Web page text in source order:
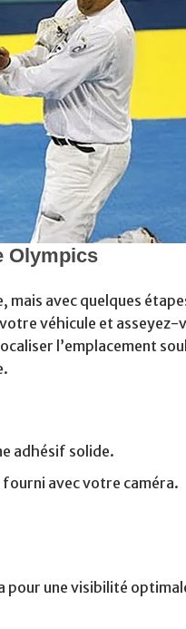
mais avec quelques
véhicule et asseyez-
l’emplacement
adhésif solide.
fourni avec votre caméra.
pour une visibilité